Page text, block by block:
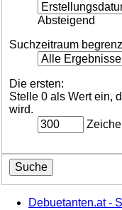
Absteigend
Suchzeitraum
Die ersten:
Stelle 0 als Wert ein,
wird.
Debuetanten.at -